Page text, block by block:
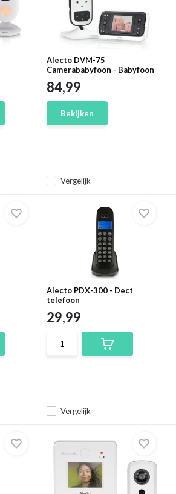
Alecto DVM-75
Camerababyfoon - Babyfoon
Vergelijk
84,99
Bekijken
Alecto PDX-300 - Dect
telefoon
Vergelijk
29,99